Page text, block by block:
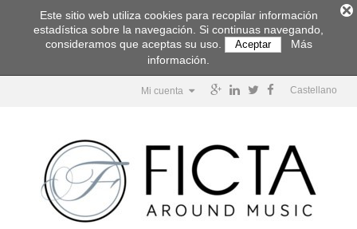
Castellano
Mi cuenta
Este sitio web utiliza cookies para recopilar información
estadística sobre la navegación. Si continuas navegando,
consideramos que aceptas su uso.
Aceptar
Más
información.